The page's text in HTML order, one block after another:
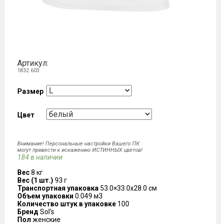
Артикул:
1832.603
Размер
Цвет
Внимание! Персональные настройки Вашего ПК
могут привести к искажению ИСТИННЫХ цветов!
184 в наличии
Вес8 кг
Вес (1 шт.) 93 г
Транспортная упаковка 53.0×33.0x28.0 см
Объем упаковки 0.049 м3
Количество штук в упаковке 100
Бренд Sol’s
Пол женские